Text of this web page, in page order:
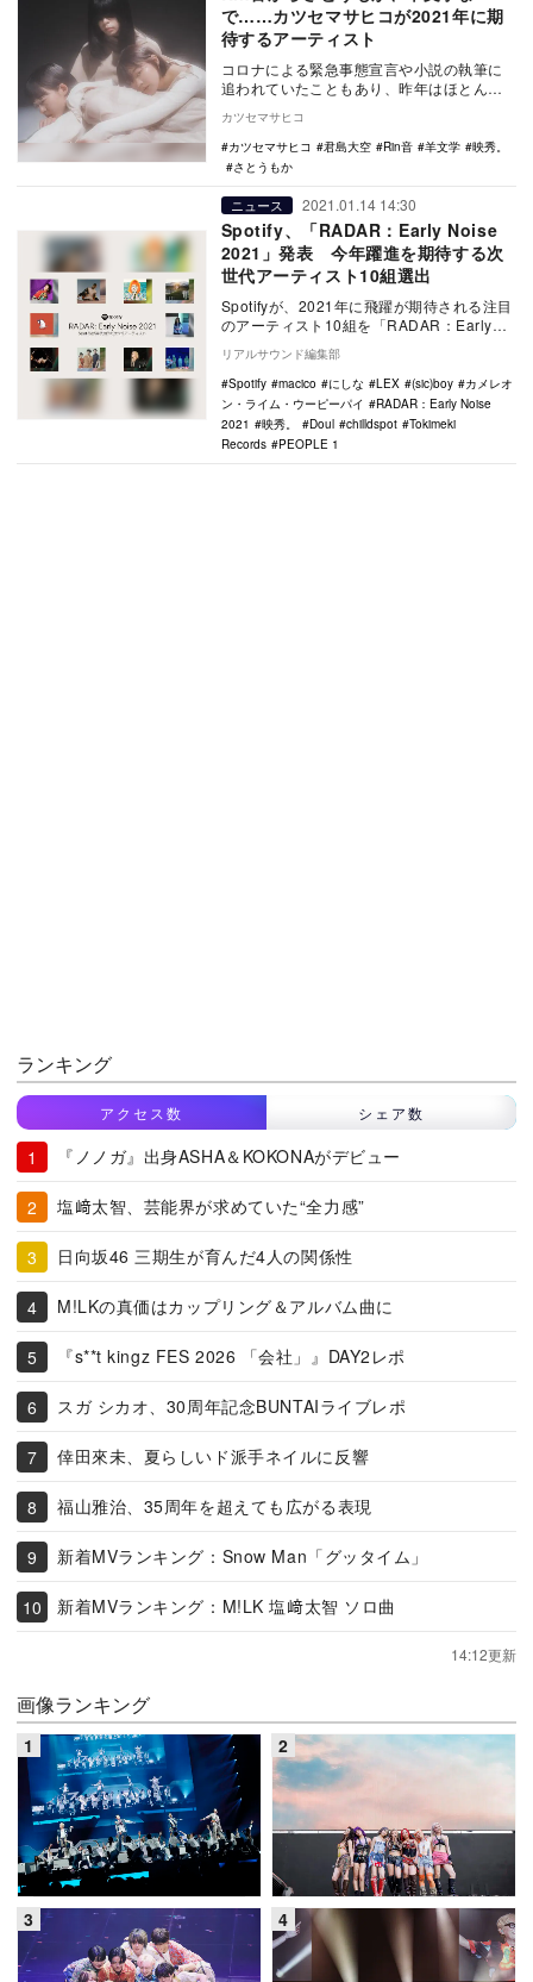
で……カツセマサヒコが2021年に期
待するアーティスト
コロナによる緊急事態宣言や小説の執筆に
追われていたこともあり、昨年はほとんど
運ぶ機会も極…
カツセマサヒコ
カツセマサヒコ
君島大空 Rin音 羊文学
映秀。
さとうもか
ニュース 2021.01.14 14:30
Spotify、「RADAR：Early Noise
2021」発表 今年躍進を期待する次
世代アーティスト10組選出
Spotifyが、2021年に飛躍が期待される注目
のアーティスト10組を「RADAR：Early
Noise 2021」として選…
リアルサウンド編集部
Spotify
macico にしな LEX (sic)boy
カメレオ
ン・ライム・ウーピーパイ
RADAR：Early Noise
2021
映秀。 Doul chilldspot
Tokimeki
Records
PEOPLE 1
ランキング
アクセス数 シェア数
『ノノガ』出身ASHA＆KOKONAがデビュー
塩﨑太智、芸能界が求めていた“全力感”
日向坂46 三期生が育んだ4人の関係性
M!LKの真価はカップリング＆アルバム曲に
『s**t kingz FES 2026 「会社」』DAY2レポ
スガ シカオ、30周年記念BUNTAIライブレポ
倖田來未、夏らしいド派手ネイルに反響
福山雅治、35周年を超えても広がる表現
新着MVランキング：Snow Man「グッタイム」
新着MVランキング：M!LK 塩﨑太智 ソロ曲
14:12更新
画像ランキング